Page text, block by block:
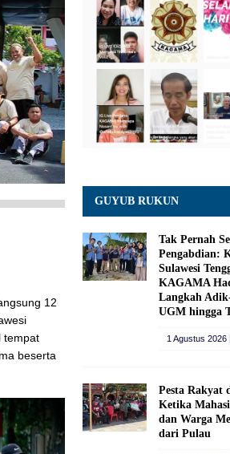
12
tempat
beserta
GUYUB RUKUN
Tak Pernah
Pengabdian:
Sulawesi
KAGAMA
Langkah
UGM hingga
1 Agustus 2026
Pesta Rakyat
Ketika
dan Warga
dari Pulau